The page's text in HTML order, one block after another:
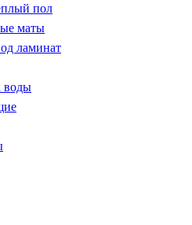
пол
маты
ламинат
воды